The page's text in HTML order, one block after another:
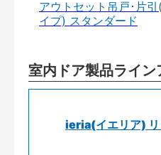
アウトセット吊戸･片
イプ) スタンダード
室内ドア製品ライン
ieria(イエリア) リ